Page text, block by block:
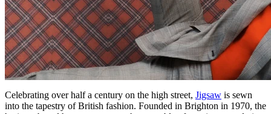
Celebrating over half a century on the high street, Jigsaw is sewn
into the tapestry of British fashion. Founded in Brighton in 1970, the